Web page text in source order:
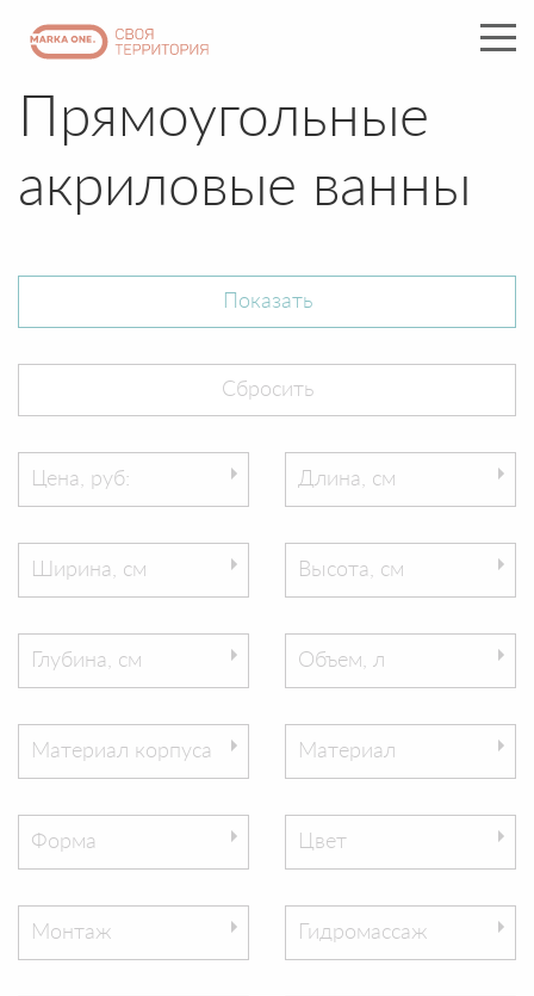
Прямоугольные
акриловые ванны
Цена, руб: Длина, см
Ширина, см Высота, см
Глубина, см Объем, л
Материал корпуса Материал
Форма Цвет
Монтаж Гидромассаж